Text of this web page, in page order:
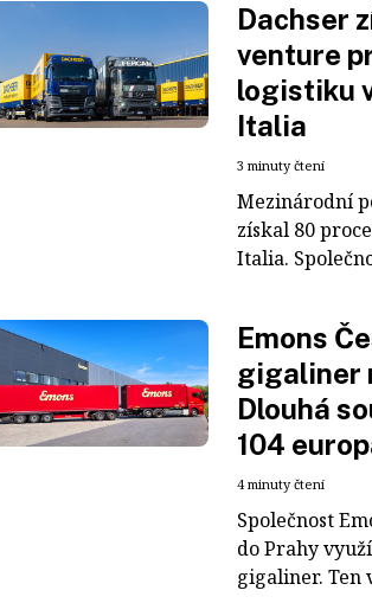
Dachser
venture
logistiku
Italia
3 minuty čtení
Mezinárodní
získal 80
Italia.
Emons
gigaliner
Dlouhá
104
4 minuty čtení
Společnost
do Prahy
gigaliner. Ten